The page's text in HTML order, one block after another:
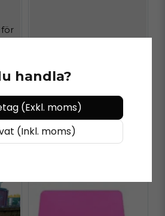
för
249 kr
LÄGG I VARUKORGEN
handla?
(Exkl. moms)
(Inkl. moms)